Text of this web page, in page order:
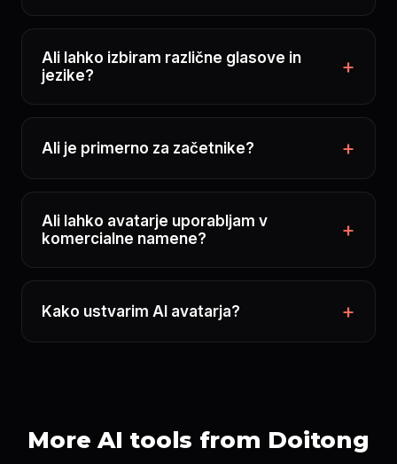
Ali lahko izbiram različne glasove in
jezike?
Ali je primerno za začetnike?
Ali lahko avatarje uporabljam v
komercialne namene?
Kako ustvarim AI avatarja?
More AI tools from Doitong